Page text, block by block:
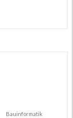
Bauinformatik